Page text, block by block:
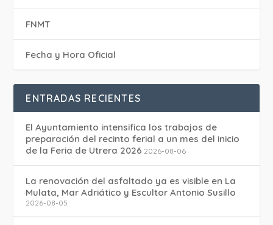
FNMT
Fecha y Hora Oficial
ENTRADAS RECIENTES
El Ayuntamiento intensifica los trabajos de
preparación del recinto ferial a un mes del inicio
de la Feria de Utrera 2026 2026-08-06
La renovación del asfaltado ya es visible en La
Mulata, Mar Adriático y Escultor Antonio Susillo
2026-08-05